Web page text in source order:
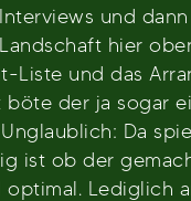
und
hier
Liste und das
der ja sogar
Da
ist ob der
Lediglich